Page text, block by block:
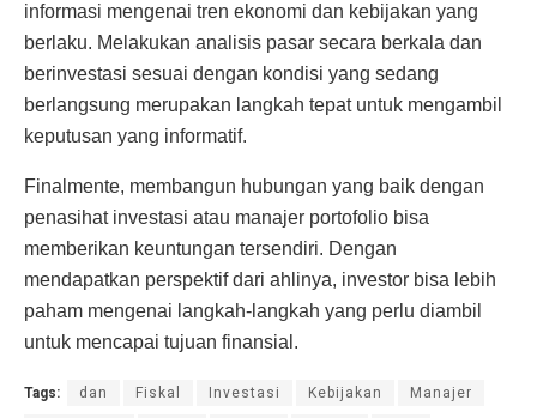
informasi mengenai tren ekonomi dan kebijakan yang
berlaku. Melakukan analisis pasar secara berkala dan
berinvestasi sesuai dengan kondisi yang sedang
berlangsung merupakan langkah tepat untuk mengambil
keputusan yang informatif.
Finalmente, membangun hubungan yang baik dengan
penasihat investasi atau manajer portofolio bisa
memberikan keuntungan tersendiri. Dengan
mendapatkan perspektif dari ahlinya, investor bisa lebih
paham mengenai langkah-langkah yang perlu diambil
untuk mencapai tujuan finansial.
Tags: dan Fiskal Investasi Kebijakan Manajer